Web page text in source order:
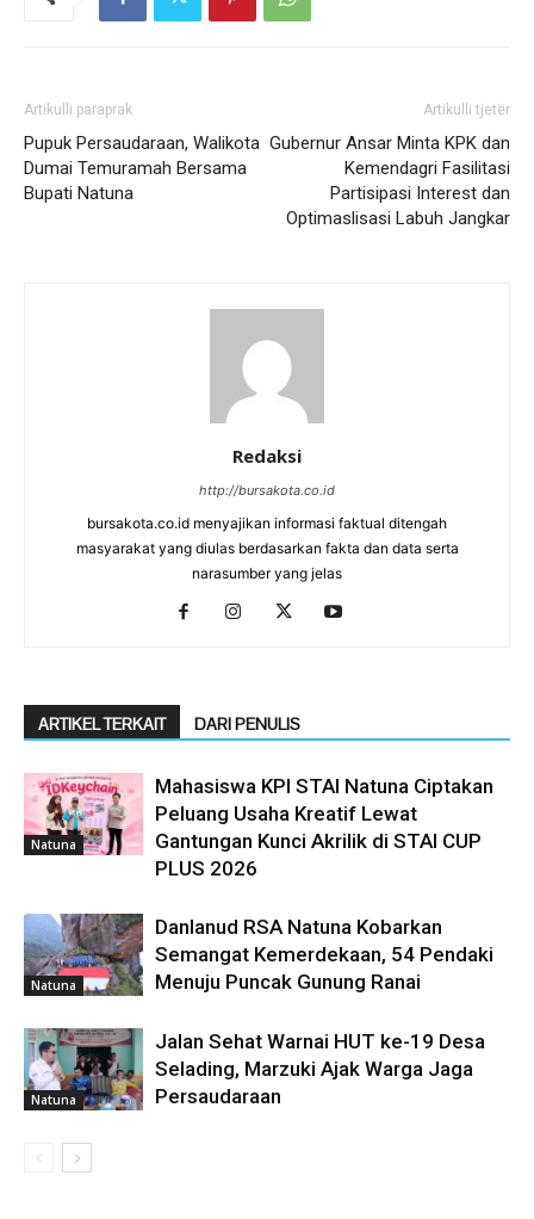
Artikulli paraprak
Pupuk Persaudaraan, Walikota
Dumai Temuramah Bersama
Bupati Natuna
Artikulli tjetër
Gubernur Ansar Minta KPK dan
Kemendagri Fasilitasi
Partisipasi Interest dan
Optimaslisasi Labuh Jangkar
Redaksi
http://bursakota.co.id
bursakota.co.id menyajikan informasi faktual ditengah
masyarakat yang diulas berdasarkan fakta dan data serta
narasumber yang jelas
ARTIKEL TERKAIT DARI PENULIS
Natuna
Mahasiswa KPI STAI Natuna Ciptakan
Peluang Usaha Kreatif Lewat
Gantungan Kunci Akrilik di STAI CUP
PLUS 2026
Natuna
Danlanud RSA Natuna Kobarkan
Semangat Kemerdekaan, 54 Pendaki
Menuju Puncak Gunung Ranai
Natuna
Jalan Sehat Warnai HUT ke-19 Desa
Selading, Marzuki Ajak Warga Jaga
Persaudaraan